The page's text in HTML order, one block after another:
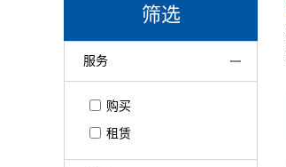
筛选
服务
购买
租赁